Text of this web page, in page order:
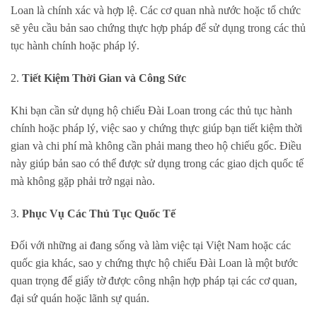
Loan là chính xác và hợp lệ. Các cơ quan nhà nước hoặc tổ chức
sẽ yêu cầu bản sao chứng thực hợp pháp để sử dụng trong các thủ
tục hành chính hoặc pháp lý.
2. Tiết Kiệm Thời Gian và Công Sức
Khi bạn cần sử dụng hộ chiếu Đài Loan trong các thủ tục hành
chính hoặc pháp lý, việc sao y chứng thực giúp bạn tiết kiệm thời
gian và chi phí mà không cần phải mang theo hộ chiếu gốc. Điều
này giúp bản sao có thể được sử dụng trong các giao dịch quốc tế
mà không gặp phải trở ngại nào.
3. Phục Vụ Các Thủ Tục Quốc Tế
Đối với những ai đang sống và làm việc tại Việt Nam hoặc các
quốc gia khác, sao y chứng thực hộ chiếu Đài Loan là một bước
quan trọng để giấy tờ được công nhận hợp pháp tại các cơ quan,
đại sứ quán hoặc lãnh sự quán.